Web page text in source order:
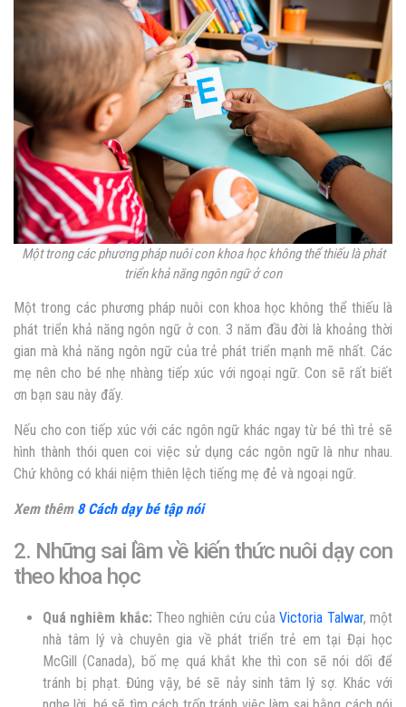
Một trong các phương pháp nuôi con khoa học không thể thiếu là phát
triển khả năng ngôn ngữ ở con
Một trong các phương pháp nuôi con khoa học không thể thiếu là
phát triển khả năng ngôn ngữ ở con. 3 năm đầu đời là khoảng thời
gian mà khả năng ngôn ngữ của trẻ phát triển mạnh mẽ nhất. Các
mẹ nên cho bé nhẹ nhàng tiếp xúc với ngoại ngữ. Con sẽ rất biết
ơn bạn sau này đấy.
Nếu cho con tiếp xúc với các ngôn ngữ khác ngay từ bé thì trẻ sẽ
hình thành thói quen coi việc sử dụng các ngôn ngữ là như nhau.
Chứ không có khái niệm thiên lệch tiếng mẹ đẻ và ngoại ngữ.
Xem thêm 8 Cách dạy bé tập nói
2. Những sai lầm về kiến thức nuôi dạy con
theo khoa học
Quá nghiêm khắc: Theo nghiên cứu củaVictoria Talwar, một
nhà tâm lý và chuyên gia về phát triển trẻ em tại Đại học
McGill (Canada), bố mẹ quá khắt khe thì con sẽ nói dối để
tránh bị phạt. Đúng vậy, bé sẽ nảy sinh tâm lý sợ. Khác với